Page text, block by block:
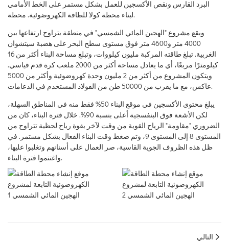
البرد القارس ونقص الأكسجين للعمل بشكل مستمر على الخط الأمامي
لبناء محطة كولا للطاقة الكهروضوئية. محطة.
ويقع مشروع "الهجين المائي الشمسي" في منطقة يتراوح ارتفاعها بين
4000 متر و4600 متر فوق مستوى سطح البحر على هضبة سيتشوان
الغربية. تبلغ طاقته المركبة مليون كيلووات، وتبلغ مساحة البناء أكثر من 16
كيلومترًا مربعًا، أي ما يعادل مساحة أكثر من 2000 ملعب كرة قدم قياسي.
ويتكون المشروع من أكثر من 2 مليون وحدة كهروضوئية وأكثر من 5000
عاكس، مع ما يقرب من 50000 طن من الفولاذ المستخدم في الدعامات.
يبلغ محتوى الأكسجين في موقع البناء 50% فقط منه في المناطق السهلة،
لكن الأشعة فوق البنفسجية أعلى بنسبة 90%. خلال فترة البناء، كان من
الضروري "مقاومة" الرياح القوية من وقت لآخر بقوة رياح لحظية تتراوح من
المستوى 8 إلى المستوى 9، وتم ضغط وقت البناء الفعال بشكل مستمر. في
ظل هذه الظروف الجوية القاسية، صر العمال على أسنانهم وتغلبوا عليها،
واغتنموا فترة البناء.
التالي